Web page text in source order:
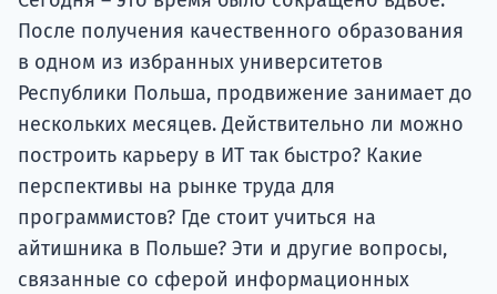
После получения качественного образования
в одном из избранных университетов
Республики Польша, продвижение занимает до
нескольких месяцев. Действительно ли можно
построить карьеру в ИТ так быстро? Какие
перспективы на рынке труда для
программистов? Где стоит учиться на
айтишника в Польше? Эти и другие вопросы,
связанные со сферой информационных